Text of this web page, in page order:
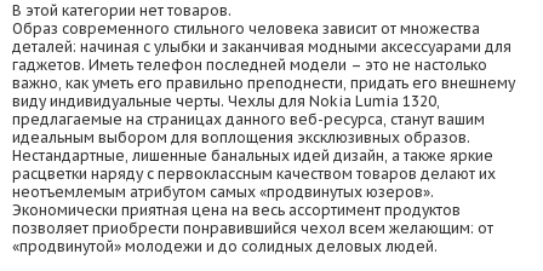
В этой категории нет товаров.
Образ современного стильного человека зависит от множества
деталей: начиная с улыбки и заканчивая модными аксессуарами для
гаджетов. Иметь телефон последней модели – это не настолько
важно, как уметь его правильно преподнести, придать его внешнему
виду индивидуальные черты. Чехлы для Nokia Lumia 1320,
предлагаемые на страницах данного веб-ресурса, станут вашим
идеальным выбором для воплощения эксклюзивных образов.
Нестандартные, лишенные банальных идей дизайн, а также яркие
расцветки наряду с первоклассным качеством товаров делают их
неотъемлемым атрибутом самых «продвинутых юзеров».
Экономически приятная цена на весь ассортимент продуктов
позволяет приобрести понравившийся чехол всем желающим: от
«продвинутой» молодежи и до солидных деловых людей.